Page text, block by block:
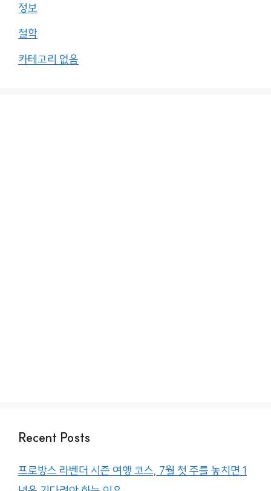
정보
철학
카테고리 없음
Recent Posts
프로방스 라벤더 시즌 여행 코스, 7월 첫 주를 놓치면 1